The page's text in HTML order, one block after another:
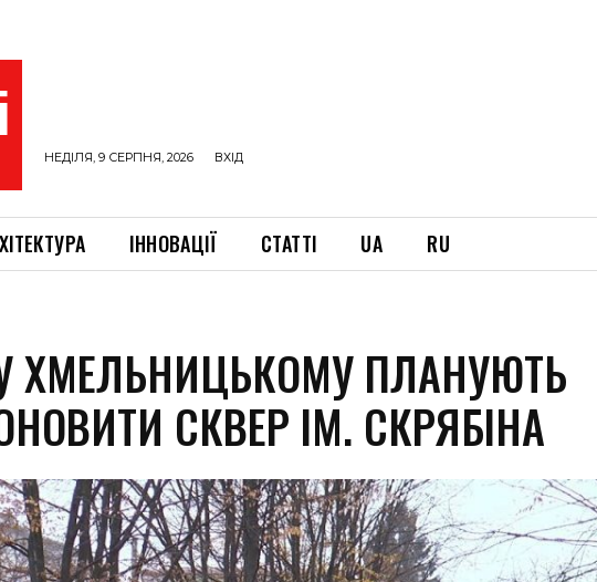
НЕДІЛЯ, 9 СЕРПНЯ, 2026 ВХІД
ІННОВАЦІЇ СТАТТІ UA RU
ХМЕЛЬНИЦЬКОМУ ПЛАНУЮТЬ
СКВЕР ІМ. СКРЯБІНА